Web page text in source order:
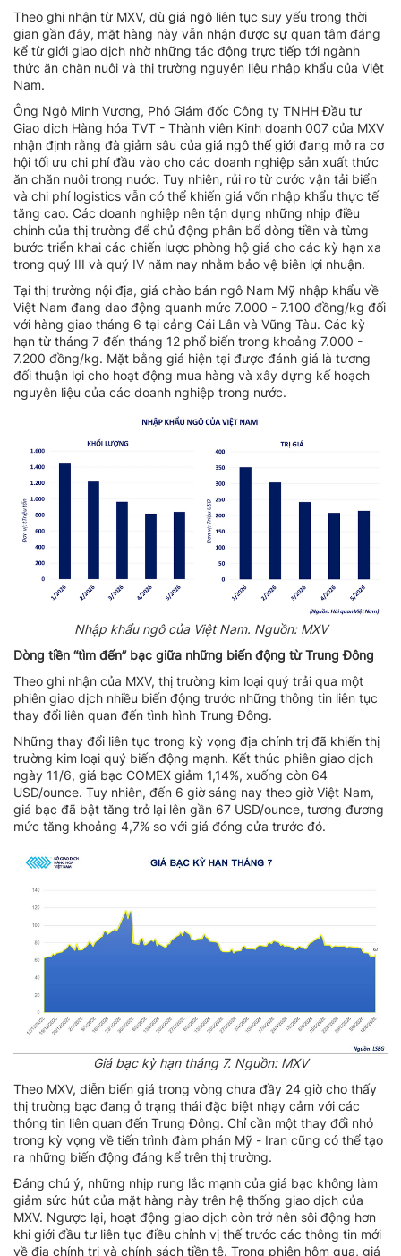
Theo ghi nhận từ MXV, dù giá ngô liên tục suy yếu trong thời
gian gần đây, mặt hàng này vẫn nhận được sự quan tâm đáng
kể từ giới giao dịch nhờ những tác động trực tiếp tới ngành
thức ăn chăn nuôi và thị trường nguyên liệu nhập khẩu của Việt
Nam.
Ông Ngô Minh Vương, Phó Giám đốc Công ty TNHH Đầu tư
Giao dịch Hàng hóa TVT - Thành viên Kinh doanh 007 của MXV
nhận định rằng đà giảm sâu của giá ngô thế giới đang mở ra cơ
hội tối ưu chi phí đầu vào cho các doanh nghiệp sản xuất thức
ăn chăn nuôi trong nước. Tuy nhiên, rủi ro từ cước vận tải biển
và chi phí logistics vẫn có thể khiến giá vốn nhập khẩu thực tế
tăng cao. Các doanh nghiệp nên tận dụng những nhịp điều
chỉnh của thị trường để chủ động phân bổ dòng tiền và từng
bước triển khai các chiến lược phòng hộ giá cho các kỳ hạn xa
trong quý III và quý IV năm nay nhằm bảo vệ biên lợi nhuận.
Tại thị trường nội địa, giá chào bán ngô Nam Mỹ nhập khẩu về
Việt Nam đang dao động quanh mức 7.000 - 7.100 đồng/kg đối
với hàng giao tháng 6 tại cảng Cái Lân và Vũng Tàu. Các kỳ
hạn từ tháng 7 đến tháng 12 phổ biến trong khoảng 7.000 -
7.200 đồng/kg. Mặt bằng giá hiện tại được đánh giá là tương
đối thuận lợi cho hoạt động mua hàng và xây dựng kế hoạch
nguyên liệu của các doanh nghiệp trong nước.
Nhập khẩu ngô của Việt Nam. Nguồn: MXV
Dòng tiền “tìm đến” bạc giữa những biến động từ Trung Đông
Theo ghi nhận của MXV, thị trường kim loại quý trải qua một
phiên giao dịch nhiều biến động trước những thông tin liên tục
thay đổi liên quan đến tình hình Trung Đông.
Những thay đổi liên tục trong kỳ vọng địa chính trị đã khiến thị
trường kim loại quý biến động mạnh. Kết thúc phiên giao dịch
ngày 11/6, giá bạc COMEX giảm 1,14%, xuống còn 64
USD/ounce. Tuy nhiên, đến 6 giờ sáng nay theo giờ Việt Nam,
giá bạc đã bật tăng trở lại lên gần 67 USD/ounce, tương đương
mức tăng khoảng 4,7% so với giá đóng cửa trước đó.
Giá bạc kỳ hạn tháng 7. Nguồn: MXV
Theo MXV, diễn biến giá trong vòng chưa đầy 24 giờ cho thấy
thị trường bạc đang ở trạng thái đặc biệt nhạy cảm với các
thông tin liên quan đến Trung Đông. Chỉ cần một thay đổi nhỏ
trong kỳ vọng về tiến trình đàm phán Mỹ - Iran cũng có thể tạo
ra những biến động đáng kể trên thị trường.
Đáng chú ý, những nhịp rung lắc mạnh của giá bạc không làm
giảm sức hút của mặt hàng này trên hệ thống giao dịch của
MXV. Ngược lại, hoạt động giao dịch còn trở nên sôi động hơn
khi giới đầu tư liên tục điều chỉnh vị thế trước các thông tin mới
về địa chính trị và chính sách tiền tệ. Trong phiên hôm qua, giá